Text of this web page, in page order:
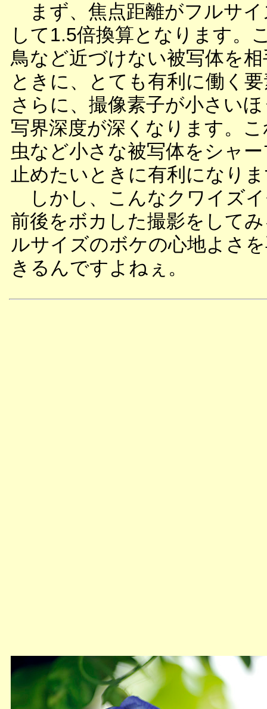
まず、焦点距離がフルサイ
して1.5倍換算となります。
鳥など近づけない被写体を
ときに、とても有利に働く
さらに、撮像素子が小さい
写界深度が深くなります。
虫など小さな被写体をシャ
止めたいときに有利になり
しかし、こんなクワイズ
前後をボカした撮影をして
ルサイズのボケの心地よさ
きるんですよねぇ。